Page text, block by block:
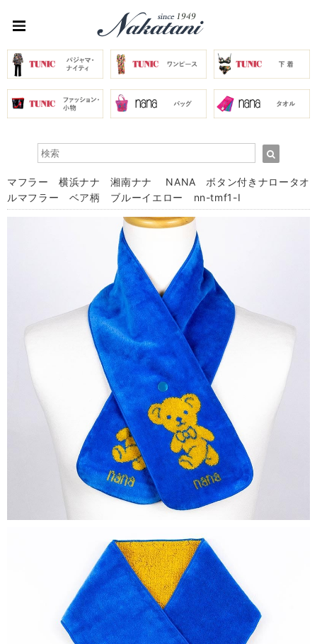
マフラー 横浜ナナ 湘南ナナ NANA ボタン付きナロータオ
ルマフラー ベア柄 ブルーイエロー nn-tmf1-I